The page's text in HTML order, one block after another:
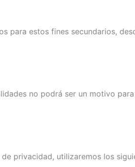
para estos fines secundarios,
no podrá ser un motivo
privacidad, utilizaremos los